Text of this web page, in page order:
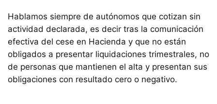
Hablamos siempre de autónomos que cotizan sin
actividad declarada, es decir tras la comunicación
efectiva del cese en Hacienda y que no están
obligados a presentar liquidaciones trimestrales, no
de personas que mantienen el alta y presentan sus
obligaciones con resultado cero o negativo.